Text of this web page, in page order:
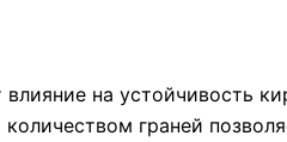
на устойчивость
граней